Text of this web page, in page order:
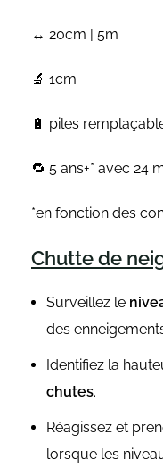
↔ 20cm | 5m
🔬 1cm
🔋 piles
🔁 5 ans+* avec 24
*en fonction des
Chutte de
Surveillez le
des
Identifiez la
chutes.
Réagissez et
lorsque les